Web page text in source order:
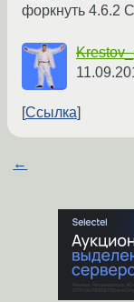
форкнуть 4.6.2
Ссылка
←